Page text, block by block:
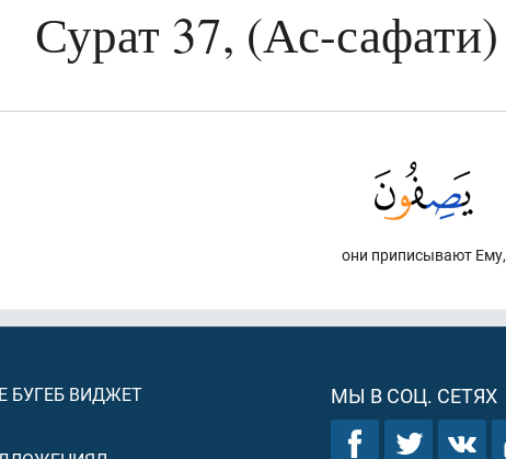
Сурат 37, (Ас-сафати)
они приписывают Ему,
БУГЕБ ВИДЖЕТ
МЫ В СОЦ. СЕТЯХ